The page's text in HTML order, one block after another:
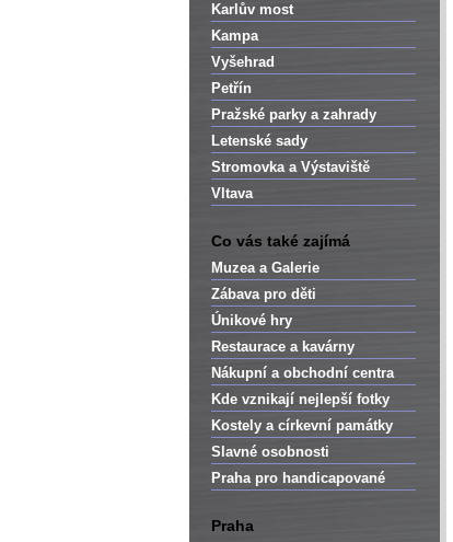
Karlův most
Kampa
Vyšehrad
Petřín
Pražské parky a zahrady
Letenské sady
Stromovka a Výstaviště
Vltava
Co vás také zajímá
Muzea a Galerie
Zábava pro děti
Únikové hry
Restaurace a kavárny
Nákupní a obchodní centra
Kde vznikají nejlepší fotky
Kostely a církevní památky
Slavné osobnosti
Praha pro handicapované
Praha